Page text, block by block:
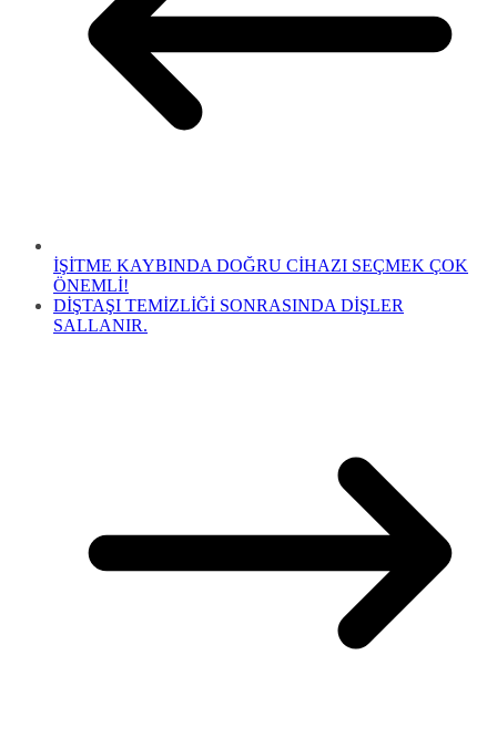
İŞİTME KAYBINDA DOĞRU CİHAZI SEÇMEK ÇOK
ÖNEMLİ!
DİŞTAŞI TEMİZLİĞİ SONRASINDA DİŞLER
SALLANIR.